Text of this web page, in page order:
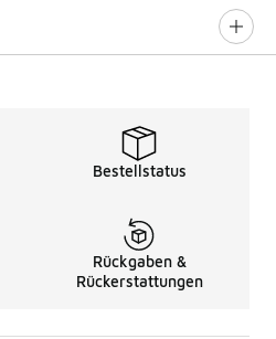
Bestellstatus
Rückgaben &
Rückerstattungen